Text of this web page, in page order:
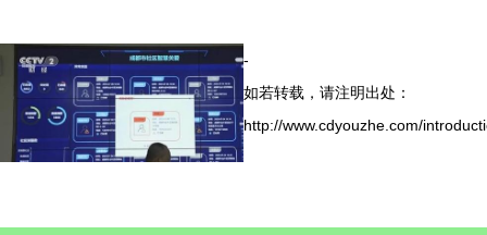
-
如若转载，请注明出处：
http://www.cdyouzhe.com/